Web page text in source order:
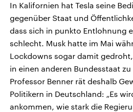
In Kalifornien hat Tesla seine
gegenüber Staat und
dass sich in punkto Entlohnung
schlecht. Musk hatte im Mai
Lockdowns sogar damit
in einen anderen Bundesstaat
Professor Benner rät deshalb
Politikern in Deutschland: „Es
ankommen, wie stark die